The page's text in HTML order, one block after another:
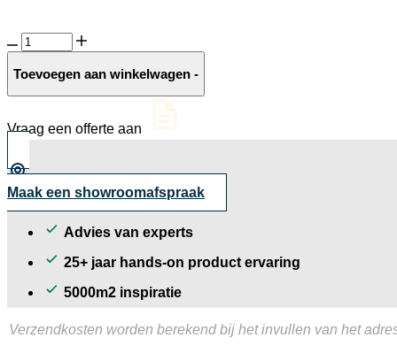
GeoCeramica®
Ipanema
Sandy
Toevoegen aan winkelwagen -
Vraag een offerte aan
Maak een showroomafspraak
Advies van experts
25+ jaar hands-on product ervaring
5000m2 inspiratie
Verzendkosten worden berekend bij het invullen van het